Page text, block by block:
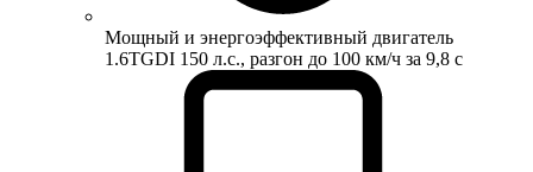
Мощный и энергоэффективный двигатель
1.6TGDI 150 л.с., разгон до 100 км/ч за 9,8 с